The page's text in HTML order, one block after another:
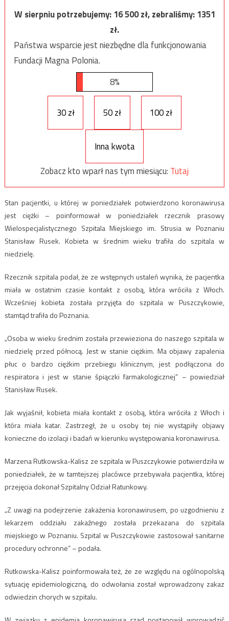
W sierpniu potrzebujemy:16 500zł, zebraliśmy:1351
zł.
Państwa wsparcie jest niezbędne dla funkcjonowania
Fundacji Magna Polonia.
8%
30 zł 50 zł 100 zł
Inna kwota
Zobacz kto wparł nas tym miesiącu: Tutaj
Stan pacjentki, u której w poniedziałek potwierdzono koronawirusa
jest ciężki – poinformował w poniedziałek rzecznik prasowy
Wielospecjalistycznego Szpitala Miejskiego im. Strusia w Poznaniu
Stanisław Rusek. Kobieta w średnim wieku trafiła do szpitala w
niedzielę.
Rzecznik szpitala podał, że ze wstępnych ustaleń wynika, że pacjentka
miała w ostatnim czasie kontakt z osobą, która wróciła z Włoch.
Wcześniej kobieta została przyjęta do szpitala w Puszczykowie,
stamtąd trafiła do Poznania.
„Osoba w wieku średnim została przewieziona do naszego szpitala w
niedzielę przed północą. Jest w stanie ciężkim. Ma objawy zapalenia
płuc o bardzo ciężkim przebiegu klinicznym, jest podłączona do
respiratora i jest w stanie śpiączki farmakologicznej” – powiedział
Stanisław Rusek.
Jak wyjaśnił, kobieta miała kontakt z osobą, która wróciła z Włoch i
która miała katar. Zastrzegł, że u osoby tej nie wystąpiły objawy
konieczne do izolacji i badań w kierunku występowania koronawirusa.
Marzena Rutkowska-Kalisz ze szpitala w Puszczykowie potwierdziła w
poniedziałek, że w tamtejszej placówce przebywała pacjentka, której
przejęcia dokonał Szpitalny Odział Ratunkowy.
„Z uwagi na podejrzenie zakażenia koronawirusem, po uzgodnieniu z
lekarzem oddziału zakaźnego została przekazana do szpitala
miejskiego w Poznaniu. Szpital w Puszczykowie zastosował sanitarne
procedury ochronne” – podała.
Rutkowska-Kalisz poinformowała też, że ze względu na ogólnopolską
sytuację epidemiologiczną, do odwołania został wprowadzony zakaz
odwiedzin chorych w szpitalu.